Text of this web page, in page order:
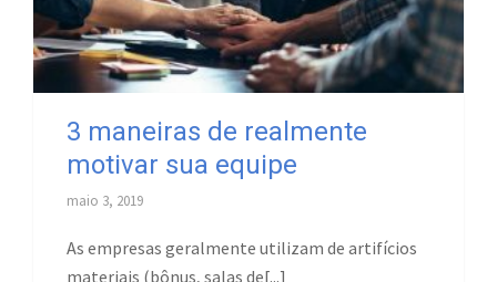
3 maneiras de realmente
motivar sua equipe
maio 3, 2019
As empresas geralmente utilizam de artifícios
materiais (bônus, salas de[...]